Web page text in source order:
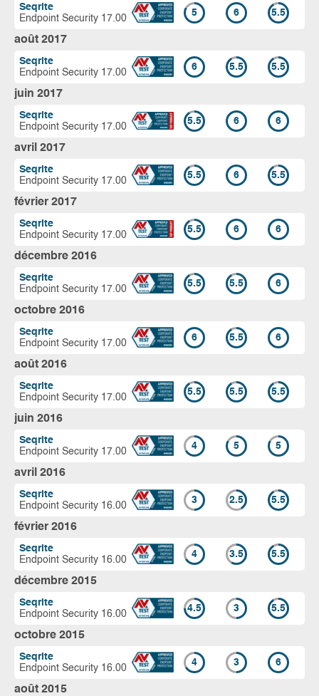
Seqrite
Endpoint Security 17.00
5 6 5.5
août 2017
Seqrite
Endpoint Security 17.00
6 5.5 5.5
juin 2017
Seqrite
Endpoint Security 17.00
5.5 6 6
avril 2017
Seqrite
Endpoint Security 17.00
5.5 6 5.5
février 2017
Seqrite
Endpoint Security 17.00
5.5 6 6
décembre 2016
Seqrite
Endpoint Security 17.00
5.5 5.5 6
octobre 2016
Seqrite
Endpoint Security 17.00
6 5.5 6
août 2016
Seqrite
Endpoint Security 17.00
5.5 5.5 5.5
juin 2016
Seqrite
Endpoint Security 17.00
4 5 5
avril 2016
Seqrite
Endpoint Security 16.00
3 2.5 5.5
février 2016
Seqrite
Endpoint Security 16.00
4 3.5 5.5
décembre 2015
Seqrite
Endpoint Security 16.00
4.5 3 5.5
octobre 2015
Seqrite
Endpoint Security 16.00
4 3 6
août 2015